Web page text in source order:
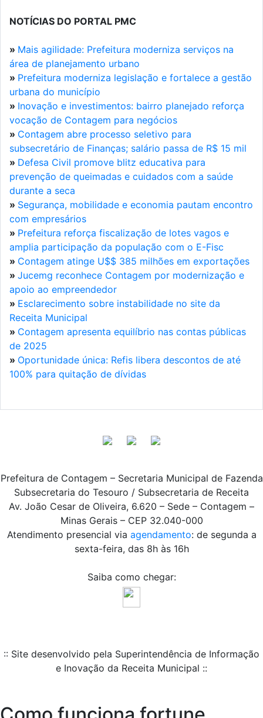
NOTÍCIAS DO PORTAL PMC
» Mais agilidade: Prefeitura moderniza serviços na
área de planejamento urbano
» Prefeitura moderniza legislação e fortalece a gestão
urbana do município
» Inovação e investimentos: bairro planejado reforça
vocação de Contagem para negócios
» Contagem abre processo seletivo para
subsecretário de Finanças; salário passa de R$ 15 mil
» Defesa Civil promove blitz educativa para
prevenção de queimadas e cuidados com a saúde
durante a seca
» Segurança, mobilidade e economia pautam encontro
com empresários
» Prefeitura reforça fiscalização de lotes vagos e
amplia participação da população com o E-Fisc
» Contagem atinge U$$ 385 milhões em exportações
» Jucemg reconhece Contagem por modernização e
apoio ao empreendedor
» Esclarecimento sobre instabilidade no site da
Receita Municipal
» Contagem apresenta equilíbrio nas contas públicas
de 2025
» Oportunidade única: Refis libera descontos de até
100% para quitação de dívidas
Prefeitura de Contagem – Secretaria Municipal de Fazenda
Subsecretaria do Tesouro / Subsecretaria de Receita
Av. João Cesar de Oliveira, 6.620 – Sede – Contagem –
Minas Gerais – CEP 32.040-000
Atendimento presencial via agendamento: de segunda a
sexta-feira, das 8h às 16h
Saiba como chegar:
:: Site desenvolvido pela Superintendência de Informação
e Inovação da Receita Municipal ::